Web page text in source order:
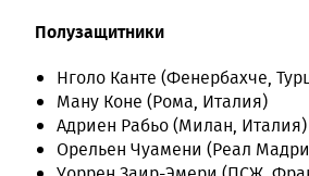
Полузащитники
Нголо Канте (Фенербахче,
Ману Коне (Рома, Италия)
Адриен Рабьо (Милан, Италия)
Орельен Чуамени (Реал